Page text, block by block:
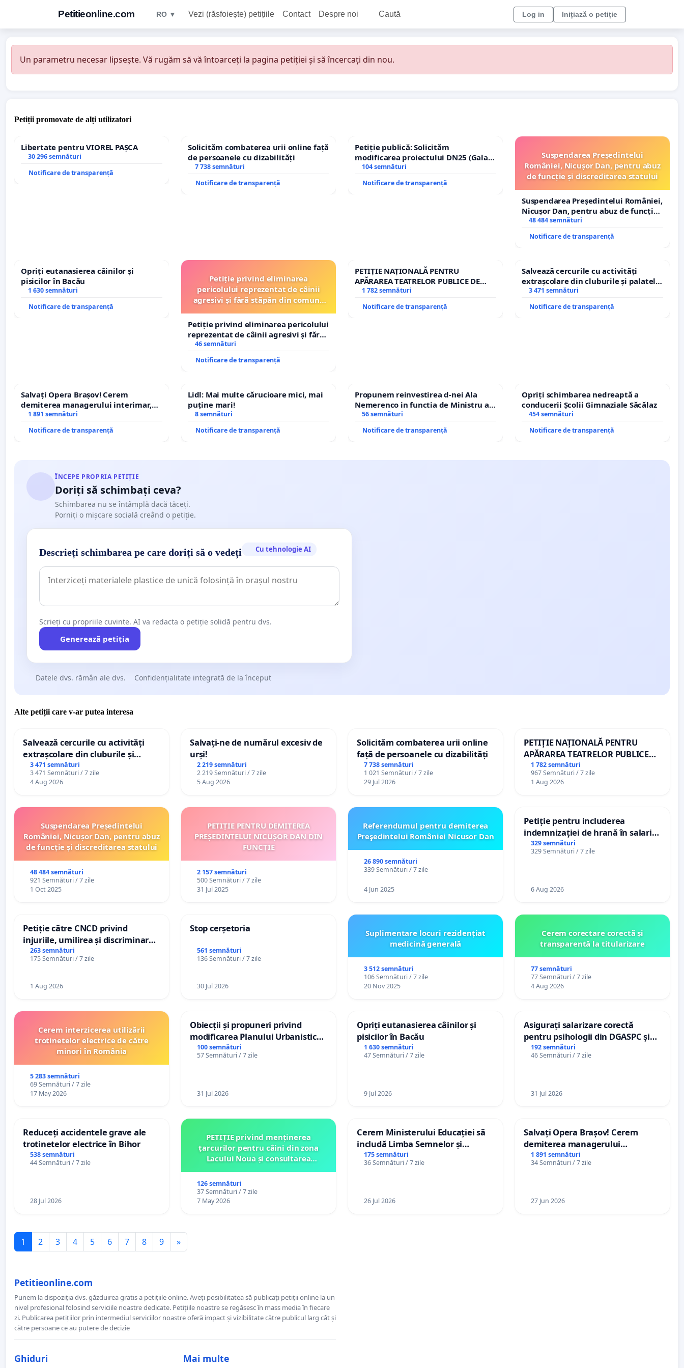
Petitieonline.com RO ▼ Vezi (răsfoiește) petițiile Contact Despre noi Caută Log in Inițiază o petiție
Un parametru necesar lipsește. Vă rugăm să vă întoarceți la pagina petiției și să încercați din nou.
Petiții promovate de alți utilizatori
Libertate pentru VIOREL PAȘCA
30 296 semnături
Notificare de transparență
Solicităm combaterea urii online față
de persoanele cu dizabilități
7 738 semnături
Notificare de transparență
Petiție publică: Solicităm
modificarea proiectului DN25 (Galați
– Hanu Conachi) prin devierea
traseului în afara localităților!
104 semnături
Notificare de transparență
Suspendarea Președintelui
României, Nicușor Dan, pentru abuz
de funcție și discreditarea statului
Suspendarea Președintelui României,
Nicușor Dan, pentru abuz de funcție
și discreditarea statului
48 484 semnături
Notificare de transparență
Opriți eutanasierea câinilor și
pisicilor în Bacău
1 630 semnături
Notificare de transparență
Petiție privind eliminarea
pericolului reprezentat de câinii
agresivi și fără stăpân din comuna
Petiție privind eliminarea pericolului
reprezentat de câinii agresivi și fără
stăpân din comuna Tunari
46 semnături
Notificare de transparență
PETIȚIE NAȚIONALĂ PENTRU
APĂRAREA TEATRELOR PUBLICE DE
REPERTORIU DIN ROMÂNIA
1 782 semnături
Notificare de transparență
Salvează cercurile cu activități
extrașcolare din cluburile și palatele
copiilor
3 471 semnături
Notificare de transparență
Salvați Opera Brașov! Cerem
demiterea managerului interimar,
Petrean Lucian-Marius!
1 891 semnături
Notificare de transparență
Lidl: Mai multe cărucioare mici, mai
puține mari!
8 semnături
Notificare de transparență
Propunem reinvestirea d-nei Ala
Nemerenco in functia de Ministru al
Sanatatii
56 semnături
Notificare de transparență
Opriți schimbarea nedreaptă a
conducerii Școlii Gimnaziale Săcălaz
454 semnături
Notificare de transparență
ÎNCEPE PROPRIA PETIȚIE
Doriți să schimbați ceva?
Schimbarea nu se întâmplă dacă tăceți.
Porniți o mișcare socială creând o petiție.
Descrieți schimbarea pe care doriți să o vedeți Cu tehnologie AI
Scrieți cu propriile cuvinte. AI va redacta o petiție solidă pentru dvs.
Generează petiția
Datele dvs. rămân ale dvs. Confidențialitate integrată de la început
Alte petiții care v-ar putea interesa
Salvează cercurile cu activități
extrașcolare din cluburile și
palatele copiilor
3 471 semnături
3 471 Semnături / 7 zile
4 Aug 2026
Salvați-ne de numărul excesiv de
urși!
2 219 semnături
2 219 Semnături / 7 zile
5 Aug 2026
Solicităm combaterea urii online
față de persoanele cu dizabilități
7 738 semnături
1 021 Semnături / 7 zile
29 Jul 2026
PETIȚIE NAȚIONALĂ PENTRU
APĂRAREA TEATRELOR PUBLICE
DE REPERTORIU DIN ROMÂNIA
1 782 semnături
967 Semnături / 7 zile
1 Aug 2026
Suspendarea Președintelui
României, Nicușor Dan, pentru abuz
de funcție și discreditarea statului
48 484 semnături
921 Semnături / 7 zile
1 Oct 2025
PETIȚIE PENTRU DEMITEREA
PREȘEDINTELUI NICUȘOR DAN DIN
FUNCȚIE
2 157 semnături
500 Semnături / 7 zile
31 Jul 2025
Referendumul pentru demiterea
Preşedintelui României Nicusor Dan
26 890 semnături
339 Semnături / 7 zile
4 Jun 2025
Petiție pentru includerea
indemnizației de hrană în salariul
de bază și protejarea gradațiilor
de vechime pentru asistenții
329 semnături
329 Semnături / 7 zile
6 Aug 2026
Petiție către CNCD privind
injuriile, umilirea și discriminarea
persoanelor cu dizabilități de
către utilizatorul TikTok „Gorici”
263 semnături
175 Semnături / 7 zile
1 Aug 2026
Stop cerșetoria
561 semnături
136 Semnături / 7 zile
30 Jul 2026
Suplimentare locuri rezidențiat
medicină generală
3 512 semnături
106 Semnături / 7 zile
20 Nov 2025
Cerem corectare corectă și
transparentă la titularizare
77 semnături
77 Semnături / 7 zile
4 Aug 2026
Cerem interzicerea utilizării
trotinetelor electrice de către
minori în România
5 283 semnături
69 Semnături / 7 zile
17 May 2026
Obiecții și propuneri privind
modificarea Planului Urbanistic
General al orașului Ialoveni
100 semnături
57 Semnături / 7 zile
31 Jul 2026
Opriți eutanasierea câinilor și
pisicilor în Bacău
1 630 semnături
47 Semnături / 7 zile
9 Jul 2026
Asigurați salarizare corectă
pentru psihologii din DGASPC și
spitale
192 semnături
46 Semnături / 7 zile
31 Jul 2026
Reduceți accidentele grave ale
trotinetelor electrice în Bihor
538 semnături
44 Semnături / 7 zile
28 Jul 2026
PETIȚIE privind menținerea
țarcurilor pentru câini din zona
Lacului Noua și consultarea
126 semnături
37 Semnături / 7 zile
7 May 2026
Cerem Ministerului Educației să
includă Limba Semnelor și
alfabetul Braille în școlile din
Republica Moldova!
175 semnături
36 Semnături / 7 zile
26 Jul 2026
Salvați Opera Brașov! Cerem
demiterea managerului
interimar, Petrean Lucian-Marius!
1 891 semnături
34 Semnături / 7 zile
27 Jun 2026
1 2 3 4 5 6 7 8 9 »
Petitieonline.com
Punem la dispoziția dvs. găzduirea gratis a petițiile online. Aveți posibilitatea să publicați petiții online la un
nivel profesional folosind serviciile noastre dedicate. Petițiile noastre se regăsesc în mass media în fiecare
zi. Publicarea petițiilor prin intermediul serviciilor noastre oferă impact și vizibilitate către publicul larg cât și
către persoane ce au putere de decizie
Ghiduri Mai multe